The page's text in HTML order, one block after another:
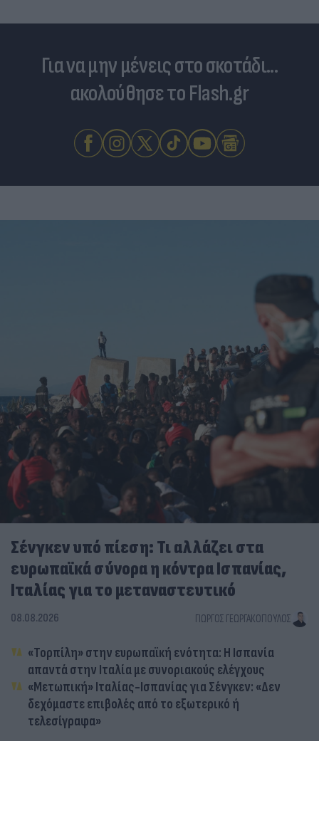
Για να μην μένεις στο σκοτάδι...
ακολούθησε το Flash.gr
Σένγκεν υπό πίεση: Τι αλλάζει στα
ευρωπαϊκά σύνορα η κόντρα Ισπανίας,
Ιταλίας για το μεταναστευτικό
08.08.2026 ΓΙΏΡΓΟΣ ΓΕΩΡΓΑΚΌΠΟΥΛΟΣ
«Τορπίλη» στην ευρωπαϊκή ενότητα: Η Ισπανία
απαντά στην Ιταλία με συνοριακούς ελέγχους
«Μετωπική» Ιταλίας-Ισπανίας για Σένγκεν: «Δεν
δεχόμαστε επιβολές από το εξωτερικό ή
τελεσίγραφα»